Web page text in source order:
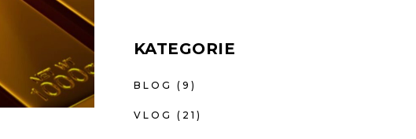
KATEGORIE
BLOG (9)
VLOG (21)